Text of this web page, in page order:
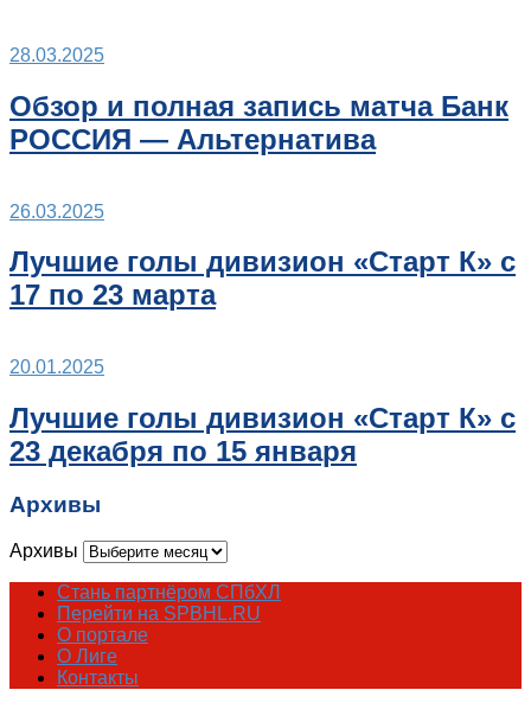
28.03.2025
Обзор и полная запись матча Банк
РОССИЯ — Альтернатива
26.03.2025
Лучшие голы дивизион «Старт К» с
17 по 23 марта
20.01.2025
Лучшие голы дивизион «Старт К» с
23 декабря по 15 января
Архивы
Архивы
Стань партнёром СПбХЛ
Перейти на SPBHL.RU
О портале
О Лиге
Контакты